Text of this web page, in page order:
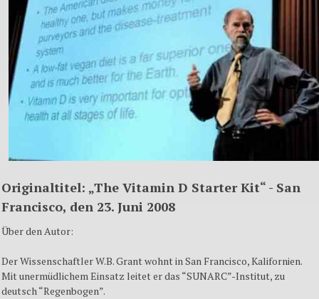
Originaltitel: „The Vitamin D Starter Kit“ - San
Francisco, den 23. Juni 2008
Über den Autor:
Der Wissenschaftler W.B. Grant wohnt in San Francisco, Kalifornien.
Mit unermüdlichem Einsatz leitet er das “SUNARC”-Institut, zu
deutsch “Regenbogen”.